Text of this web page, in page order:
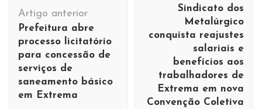
post
Artigo anterior
Prefeitura abre
processo licitatório
para concessão de
serviços de
saneamento básico
em Extrema
Sindicato dos
Metalúrgico
conquista reajustes
salariais e
benefícios aos
trabalhadores de
Extrema em nova
Convenção Coletiva